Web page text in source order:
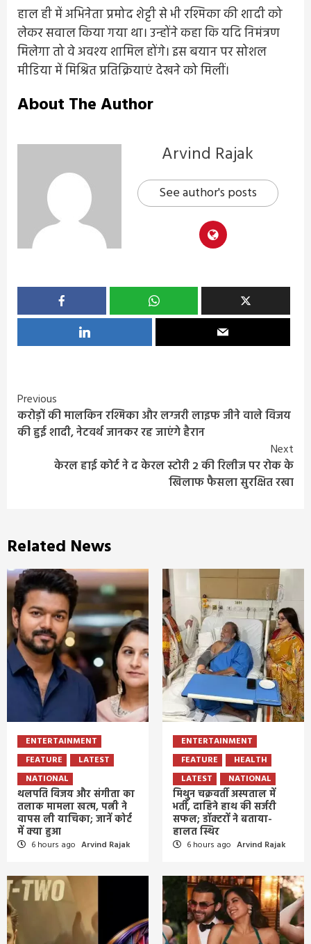
हाल ही में अभिनेता प्रमोद शेट्टी से भी रश्मिका की शादी को
लेकर सवाल किया गया था। उन्होंने कहा कि यदि निमंत्रण
मिलेगा तो वे अवश्य शामिल होंगे। इस बयान पर सोशल
मीडिया में मिश्रित प्रतिक्रियाएं देखने को मिलीं।
About The Author
Arvind Rajak
See author's posts
Continue
Reading
Previous
करोड़ों की मालकिन रश्मिका और लग्जरी लाइफ जीने वाले विजय
की हुई शादी, नेटवर्थ जानकर रह जाएंगे हैरान
Next
केरल हाई कोर्ट ने द केरल स्टोरी 2 की रिलीज पर रोक के
खिलाफ फैसला सुरक्षित रखा
Related News
ENTERTAINMENT
FEATURE
LATEST
NATIONAL
थलपति विजय और संगीता का
तलाक मामला खत्म, पत्नी ने
वापस ली याचिका; जानें कोर्ट
में क्या हुआ
6 hours ago Arvind Rajak
ENTERTAINMENT
FEATURE
HEALTH
LATEST
NATIONAL
मिथुन चक्रवर्ती अस्पताल में
भर्ती, दाहिने हाथ की सर्जरी
सफल; डॉक्टरों ने बताया-
हालत स्थिर
6 hours ago Arvind Rajak